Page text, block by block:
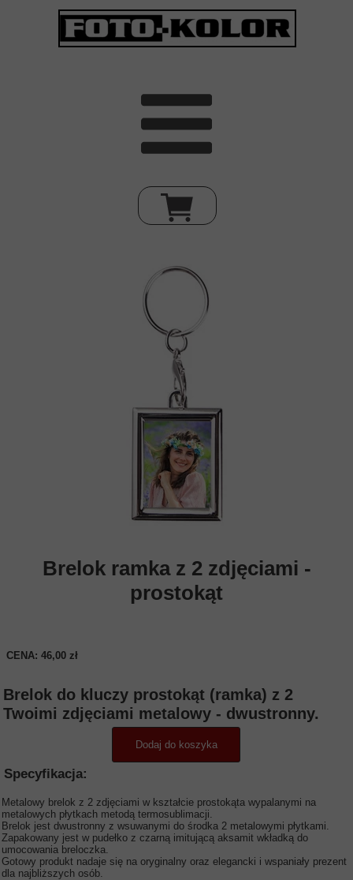
Dodaj do koszyka
Metalowy brelok z 2 zdjęciami w kształcie prostokąta wypalanymi na
metalowych płytkach metodą termosublimacji.
Brelok jest dwustronny z wsuwanymi do środka 2 metalowymi płytkami.
Zapakowany jest w pudełko z czarną imitującą aksamit wkładką do
umocowania breloczka.
Gotowy produkt nadaje się na oryginalny oraz elegancki i wspaniały prezent
dla najbliższych osób.
Specyfikacja:
Brelok do kluczy prostokąt (ramka) z 2
Twoimi zdjęciami metalowy - dwustronny.
Brelok ramka z 2 zdjęciami -
prostokąt
CENA: 46,00 zł